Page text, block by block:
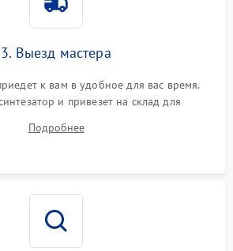
3. Выезд мастера
к вам в удобное для вас время.
и привезет на склад для
Подробнее